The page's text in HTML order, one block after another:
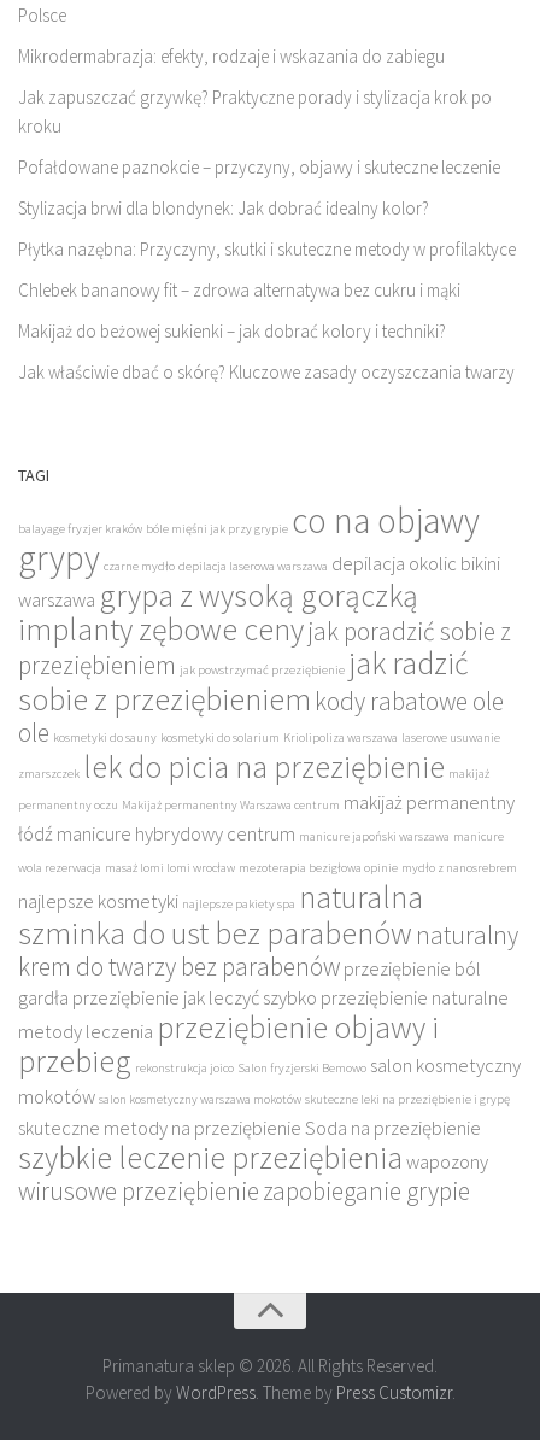
Polsce
Mikrodermabrazja: efekty, rodzaje i wskazania do zabiegu
Jak zapuszczać grzywkę? Praktyczne porady i stylizacja krok po
kroku
Pofałdowane paznokcie – przyczyny, objawy i skuteczne leczenie
Stylizacja brwi dla blondynek: Jak dobrać idealny kolor?
Płytka nazębna: Przyczyny, skutki i skuteczne metody w profilaktyce
Chlebek bananowy fit – zdrowa alternatywa bez cukru i mąki
Makijaż do beżowej sukienki – jak dobrać kolory i techniki?
Jak właściwie dbać o skórę? Kluczowe zasady oczyszczania twarzy
TAGI
balayage fryzjer kraków bóle mięśni jak przy grypie co na objawy
grypy czarne mydło depilacja laserowa warszawa depilacja okolic bikini
warszawa grypa z wysoką gorączką
implanty zębowe cenyjak poradzić sobie z
przeziębieniem jak powstrzymać przeziębienie jak radzić
sobie z przeziębieniem kody rabatowe ole
ole kosmetyki do sauny kosmetyki do solarium Kriolipoliza warszawa laserowe usuwanie
zmarszczek lek do picia na przeziębienie makijaż
permanentny oczu Makijaż permanentny Warszawa centrum makijaż permanentny
łódź manicure hybrydowy centrum manicure japoński warszawa manicure
wola rezerwacja masaż lomi lomi wrocław mezoterapia bezigłowa opinie mydło z nanosrebrem
najlepsze kosmetyki najlepsze pakiety spa naturalna
szminka do ust bez parabenów naturalny
krem do twarzy bez parabenówprzeziębienie ból
gardła przeziębienie jak leczyć szybko przeziębienie naturalne
metody leczenia przeziębienie objawy i
przebieg rekonstrukcja joico Salon fryzjerski Bemowo salon kosmetyczny
mokotów salon kosmetyczny warszawa mokotów skuteczne leki na przeziębienie i grypę
skuteczne metody na przeziębienieSoda na przeziębienie
szybkie leczenie przeziębienia wapozony
wirusowe przeziębieniezapobieganie grypie
Primanatura sklep © 2026. All Rights Reserved.
Powered by WordPress. Theme by Press Customizr.